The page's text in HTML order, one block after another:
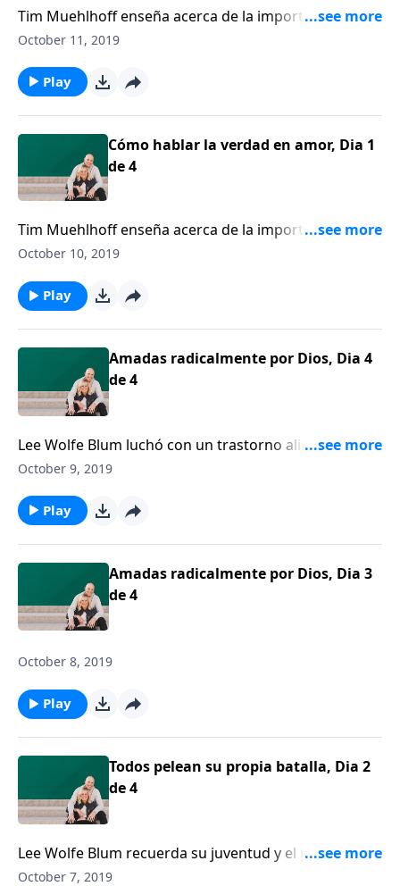
Tim Muehlhoff enseña acerca de la importancia de
equilibrar la verdad y la gracia en nuestras palabras.
decir: “Puedo aprender de las personas con las que
no estoy de acuerdo”.
October 11, 2019
Play
Cómo hablar la verdad en amor, Dia 1
de 4
Tim Muehlhoff enseña acerca de la importancia de
equilibrar la verdad y la gracia en nuestras palabras.
decir: “Puedo aprender de las personas con las que
no estoy de acuerdo”.
October 10, 2019
Play
Amadas radicalmente por Dios, Dia 4
de 4
Lee Wolfe Blum luchó con un trastorno alimenticio
por más de 10 años. Blum comparte las historias de
circunstancias y se apoyaron en el Señor para que Él
les provea Su valentía para vivir esforzadamente.
October 9, 2019
Play
Amadas radicalmente por Dios, Dia 3
de 4
October 8, 2019
Play
Todos pelean su propia batalla, Dia 2
de 4
Lee Wolfe Blum recuerda su juventud y el poderoso
mensaje dañino: “No eres importante”. Blum anima a
October 7, 2019